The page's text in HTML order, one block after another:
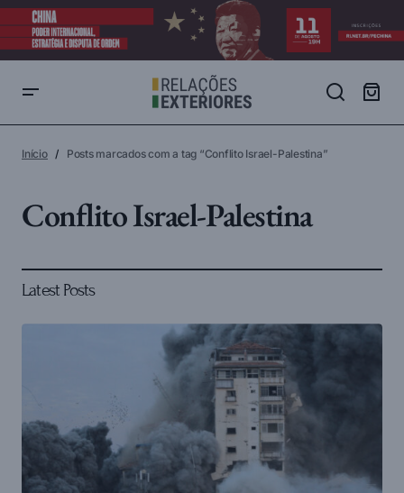
Início Posts marcados com a tag “Conflito Israel-Palestina”
Conflito Israel-Palestina
Latest Posts